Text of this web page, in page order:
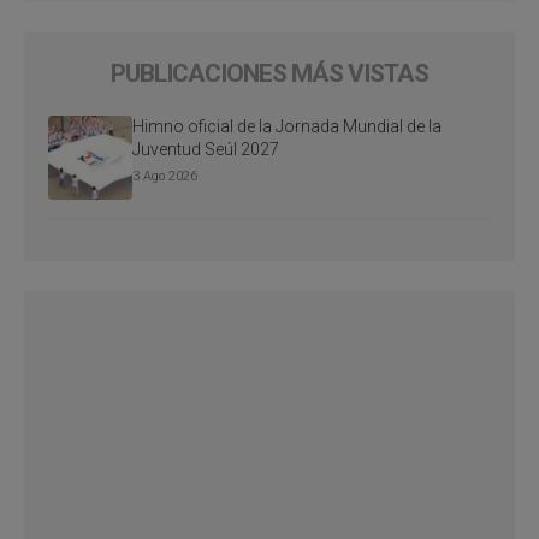
PUBLICACIONES MÁS VISTAS
Himno oficial de la Jornada Mundial de la
Juventud Seúl 2027
3 Ago 2026